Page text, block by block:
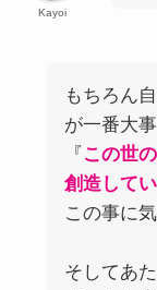
Kayoi
もちろん
が一番大事
『 この世
創造して
この事に
そしてあ